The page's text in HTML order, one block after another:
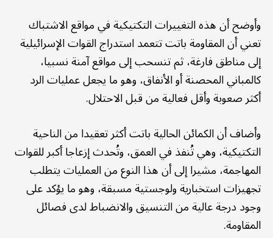
وأوضح أن هذه التغييرات التكتيكية في مواقع الاشتباك
تعني أن المقاومة باتت تتعمد استدراج القوات الإسرائيلية
إلى مناطق فارغة، ثم تنسحب إلى مواقع آمنة نسبيا،
كالمباني المحصنة أو الأنفاق، وهو ما يجعل عمليات الرد
أكثر صعوبة وأقل فعالية من قبل الاحتلال.
وأضاف أن الكمائن الحالية باتت أكثر تعقيدا من الناحية
التكتيكية، وهي تُنفذ في العمق، وتُحدث إزعاجا أكبر للقوات
المهاجمة، مشيرا إلى أن هذا النوع من العمليات يتطلب
تجهيزات استخبارية ولوجستية مسبقة، وهو ما يؤكد على
وجود درجة عالية من التنسيق والانضباط لدى فصائل
المقاومة.